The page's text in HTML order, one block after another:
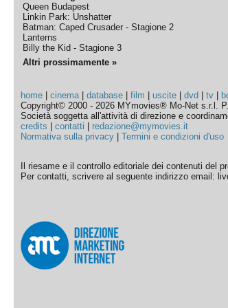
Queen Budapest
Linkin Park: Unshatter
Batman: Caped Crusader - Stagione 2
Lanterns
Billy the Kid - Stagione 3
Altri prossimamente »
home |cinema|database |film |uscite |dvd |tv
Copyright© 2000 - 2026 MYmovies® Mo-Net s.r.l.
Società soggetta all'attività di direzione e
credits |contatti
redazione@mymovies.it
Normativa sulla privacy |Termini e condizioni d'uso
Il riesame e il controllo editoriale dei contenuti del
Per contatti, scrivere al seguente indirizzo email: